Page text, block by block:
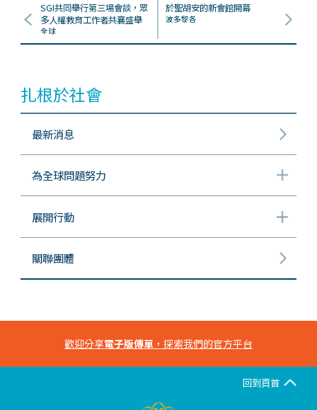
SGI共同舉行第三場會談，眾
多人權教育工作者共襄盛舉
全球
於聖胡安的新會館開幕
波多黎各
扎根於社會
最新消息
為全球問題努力
展開行動
關聯團體
歡迎分享電子版傳單 ，探索我們的官方平台
回到頁首